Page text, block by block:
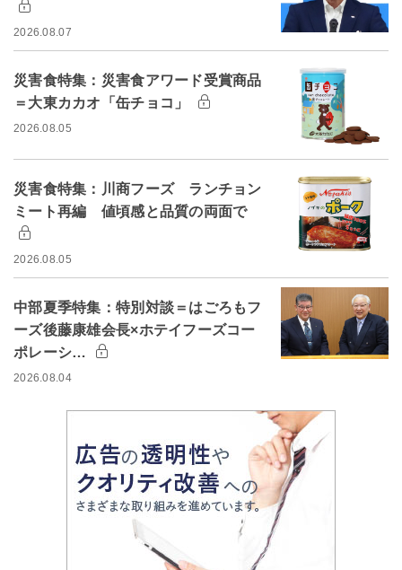
2026.08.07
災害食特集：災害食アワード受賞商品
＝大東カカオ「缶チョコ」
2026.08.05
災害食特集：川商フーズ ランチョン
ミート再編 値頃感と品質の両面で
2026.08.05
中部夏季特集：特別対談＝はごろもフ
ーズ後藤康雄会長×ホテイフーズコー
ポレーシ…
2026.08.04